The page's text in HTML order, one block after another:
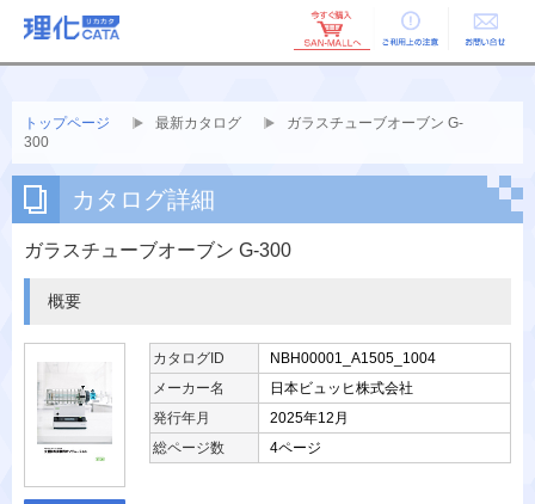
ご利用上の お問い合せ
トップページ 最新カタログ
ガラスチューブオーブン G-
300
カタログ詳細
ガラスチューブオーブン G-300
概要
カタログID
NBH00001_A1505_1004
メーカー名
日本ビュッヒ株式会社
発行年月
2025年12月
総ページ数
4ページ